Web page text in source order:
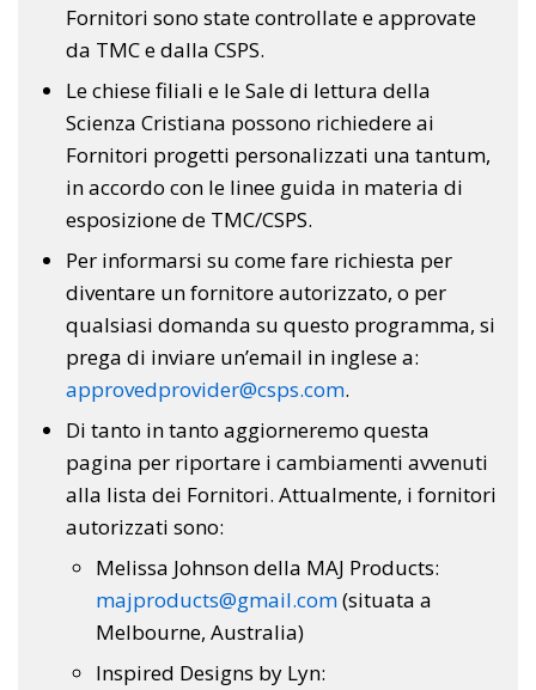
Fornitori sono state controllate e approvate
da TMC e dalla CSPS.
Le chiese filiali e le Sale di lettura della
Scienza Cristiana possono richiedere ai
Fornitori progetti personalizzati una tantum,
in accordo con le linee guida in materia di
esposizione de TMC/CSPS.
Per informarsi su come fare richiesta per
diventare un fornitore autorizzato, o per
qualsiasi domanda su questo programma, si
prega di inviare un’email in inglese a:
approvedprovider@csps.com.
Di tanto in tanto aggiorneremo questa
pagina per riportare i cambiamenti avvenuti
alla lista dei Fornitori. Attualmente, i fornitori
autorizzati sono:
Melissa Johnson della MAJ Products:
majproducts@gmail.com(situata a
Melbourne, Australia)
Inspired Designs by Lyn: